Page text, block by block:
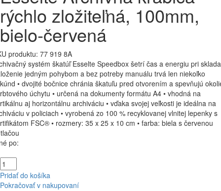
rýchlo zložiteľná, 100mm,
bielo-červená
produktu: 77 919 8A
systém škatúľ Esselte Speedbox šetrí čas a energiu pri
jedným pohybom a bez potreby manuálu trvá len niekoľko
• dvojité bočnice chránia škatuľu pred otvorením a spevňujú
úchytu • určená na dokumenty formátu A4 • vhodná na
aj horizontálnu archiváciu • vďaka svojej veľkosti je ideálna na
v policiach • vyrobená zo 100 % recyklovanej vlnitej lepenky s
FSC® • rozmery: 35 x 25 x 10 cm • farba: biela s červenou
po:
Pridať do košíka
Pokračovať v nakupovaní